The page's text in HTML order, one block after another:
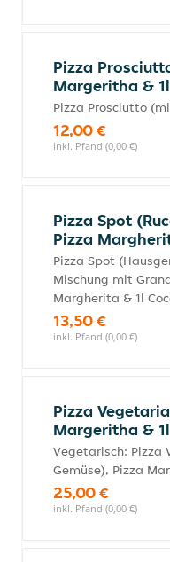
Pizza
Margeritha &
Pizza Prosciutto
12,00 €
inkl. Pfand (0,00 €)
Pizza Spot
Pizza
Pizza Spot
Mischung mit
Margherita & 1l
13,50 €
inkl. Pfand (0,00 €)
Pizza
Margeritha &
Vegetarisch: Pizza
Gemüse), Pizza
25,00 €
inkl. Pfand (0,00 €)